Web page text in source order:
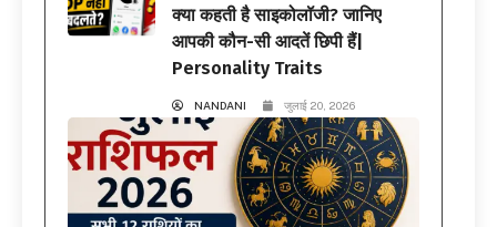
क्या कहती है साइकोलॉजी? जानिए
आपकी कौन-सी आदतें छिपी हैं|
Personality Traits
NANDANI जुलाई 20, 2026